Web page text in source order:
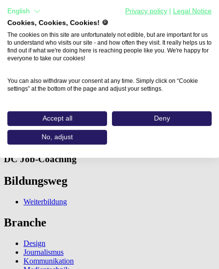
Aus- und Weiterbildungen
Adobe® After Effects® Aufbaukurs…
Adobe® After Effects®
Aufbaukurs
DC Job-Coaching
Bildungsweg
Weiterbildung
Branche
Design
Journalismus
Kommunikation
English Privacy policy
Legal Notice
Cookies, Cookies, Cookies! 🍪
The cookies on this site are unfortunately not edible, but are important for us
to understand who visits our site - and how often they visit. It really helps us to
find out if what we're doing here is reaching people like you. We're happy for
everyone to take our cookies!
You can also withdraw your consent at any time. Simply click on “Cookie
settings” at the bottom of the page and adjust your settings.
Accept all Deny
No, adjust